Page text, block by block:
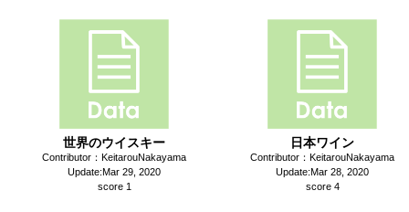
世界のウイスキー
Contributor：KeitarouNakayama
Update:Mar 29, 2020
score 1
日本ワイン
Contributor：KeitarouNakayama
Update:Mar 28, 2020
score 4